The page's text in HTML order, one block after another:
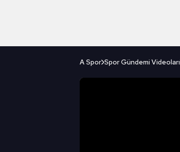
A Spor Spor Gündemi Videoları